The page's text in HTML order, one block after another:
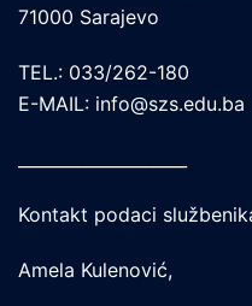
71000 Sarajevo
TEL.: 033/262-180
E-MAIL: info@szs.edu.ba
Kontakt podaci
Amela Kulenović,